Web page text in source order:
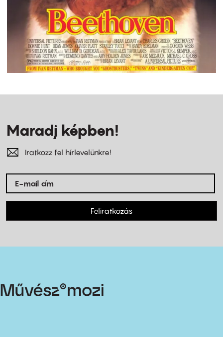
Maradj képben!
Iratkozz fel hírlevelünkre!
Feliratkozás